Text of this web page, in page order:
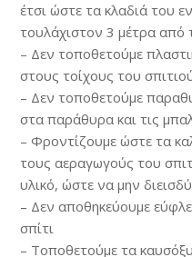
έτσι ώστε τα κλαδιά του
τουλάχιστον 3 μέτρα από
– Δεν τοποθετούμε
στους τοίχους του
– Δεν τοποθετούμε
στα παράθυρα και τις
– Φροντίζουμε ώστε τα
τους αεραγωγούς του
υλικό, ώστε να μην
– Δεν αποθηκεύουμε
σπίτι
– Τοποθετούμε τα